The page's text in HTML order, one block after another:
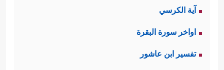
آية الكرسي
اواخر سورة البقرة
تفسير ابن عاشور